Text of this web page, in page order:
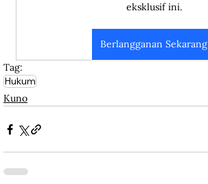
eksklusif ini.
Berlangganan Sekarang
Tag:
Hukum
Kuno